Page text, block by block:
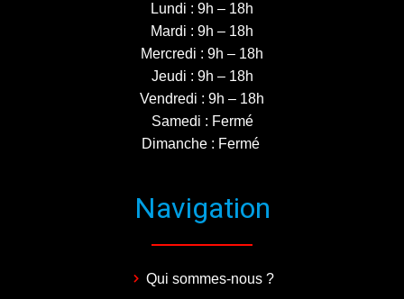
Lundi : 9h – 18h
Mardi : 9h – 18h
Mercredi : 9h – 18h
Jeudi : 9h – 18h
Vendredi : 9h – 18h
Samedi : Fermé
Dimanche : Fermé
Navigation
Qui sommes-nous ?